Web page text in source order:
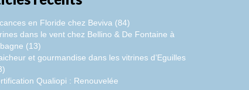
en Floride chez Beviva (84)
dans le vent chez Bellino & De Fontaine à
(13)
et gourmandise dans les vitrines d’Eguilles
Qualiopi : Renouvelée